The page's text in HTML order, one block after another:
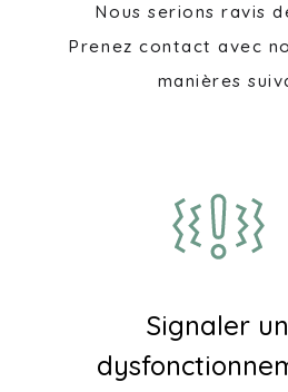
Nous serions ravis
Prenez contact avec
manières
Signaler un